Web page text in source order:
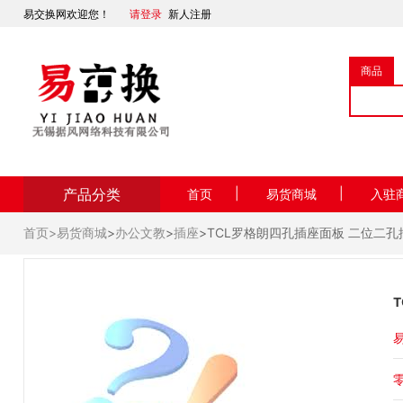
易交换网欢迎您！ 请登录 新人注册
商品
产品分类 首页 易货商城 入驻
首页>易货商城>办公文教>插座>TCL罗格朗四孔插座面板 二位二